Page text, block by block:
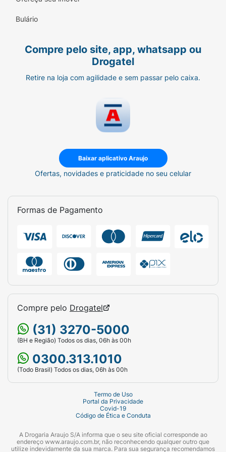
Para garantir a saúde do seu pet, lave o
não riscar o material e troque a água do seu
Ficha Técnica:
Duplo Pata.
Material:
Polipropileno (Plástico Resistente).
médio).
Tipo:Comedouro e Bebedouro conjugado.
Bulário
Compre pelo site, app, whatsapp ou
Drogatel
Retire na loja com agilidade e sem passar pelo caixa.
Baixar aplicativo Araujo
Ofertas, novidades e praticidade no seu celular
Formas de Pagamento
Compre pelo Drogatel
(31) 3270-5000
(BH e Região) Todos os dias, 06h às 00h
0300.313.1010
(Todo Brasil) Todos os dias, 06h às 00h
Termo de Uso
Portal da Privacidade
Covid-19
Código de Ética e Conduta
A Drogaria Araujo S/A informa que o seu site oficial corresponde ao
endereço www.araujo.com.br, não reconhecendo qualquer outro que
utilize indevidamente da sua marca. Para sua segurança recomendamos